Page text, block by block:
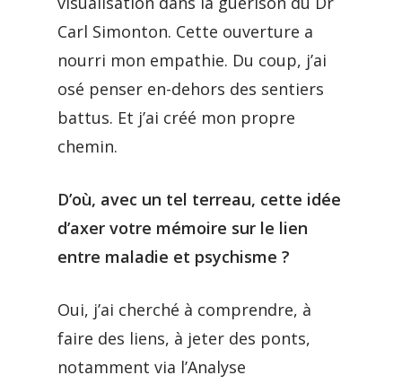
Carl Simonton. Cette ouverture a
nourri mon empathie. Du coup, j’ai
osé penser en-dehors des sentiers
battus. Et j’ai créé mon propre
chemin.
D’où, avec un tel terreau, cette idée
d’axer votre mémoire sur le lien
entre maladie et psychisme ?
Oui, j’ai cherché à comprendre, à
faire des liens, à jeter des ponts,
notamment via l’Analyse